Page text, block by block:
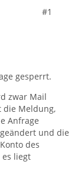
#1
gesperrt.
zwar Mail
die Meldung,
Anfrage
und die
des
liegt